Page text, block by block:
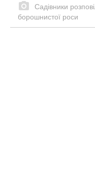
Садівники
борошнистої роси